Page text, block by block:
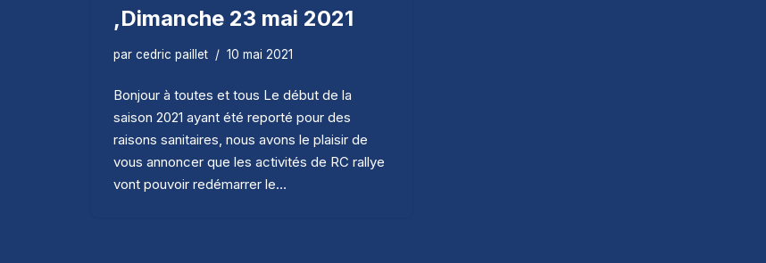
,Dimanche 23 mai 2021
par cedric paillet 10 mai 2021
Bonjour à toutes et tous Le début de la
saison 2021 ayant été reporté pour des
raisons sanitaires, nous avons le plaisir de
vous annoncer que les activités de RC rallye
vont pouvoir redémarrer le…